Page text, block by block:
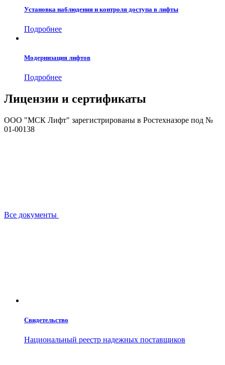
Установка наблюдения и контроля доступа в лифты
Подробнее
Модернизация лифтов
Подробнее
Лицензии и сертификаты
ООО "МСК Лифт" зарегистрированы в Ростехназоре под №
01-00138
Все документы
Свидетельство
Национальный реестр надежных поставщиков